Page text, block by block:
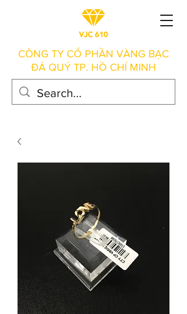
CÔNG TY CỔ PHẦN VÀNG BẠC
ĐÁ QUÝ TP. HỒ CHÍ MINH